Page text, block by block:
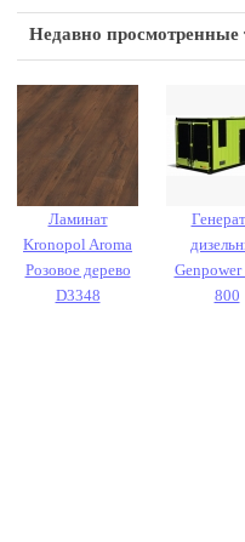
Недавно просмотренные
Ламинат
Kronopol Aroma
Розовое дерево
D3348
Genpower
800